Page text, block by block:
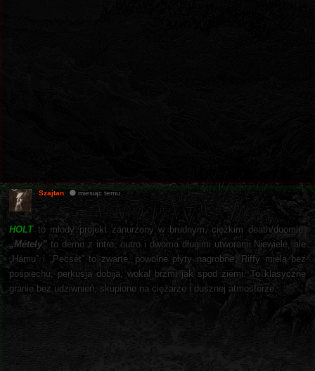
Szajtan miesiąc temu
HOLTto młody projekt zanurzony w brudnym, ciężkim death/doomie.
„Métely” to demo z intro, outro i dwoma długimi utworami.Niewiele, ale
„Hamu” i „Pecsét” to zwarte, powolne płyty nagrobne. Riffy mielą bez
pośpiechu, perkusja dobija, wokal brzmi jak spod ziemi. To klasyczne
granie bez udziwnień, skupione na ciężarze i dusznej atmosferze.